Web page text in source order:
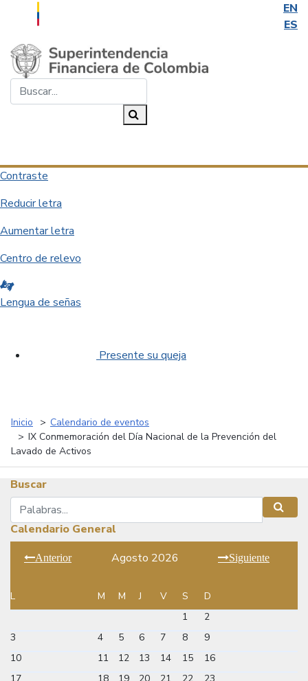
EN
ES
Saltar al contenido principal
Contraste
Reducir letra
Aumentar letra
Centro de relevo
Lengua de señas
Presente su queja
Inicio
Calendario de eventos
IX Conmemoración del Día Nacional de la Prevención del
Lavado de Activos
Buscar
Buscar
Calendario General
Anterior Agosto 2026 Siguiente
L M M J V S
D
1
2
3
4 5 6 7 8
9
10
11 12 13 14 15
16